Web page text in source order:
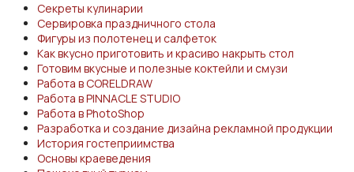
Секреты кулинарии
Сервировка праздничного стола
Фигуры из полотенец и салфеток
Как вкусно приготовить и красиво накрыть стол
Готовим вкусные и полезные коктейли и смузи
Работа в CORELDRAW
Работа в PINNACLE STUDIO
Работа в PhotoShop
Разработка и создание дизайна рекламной продукции
История гостеприимства
Основы краеведения